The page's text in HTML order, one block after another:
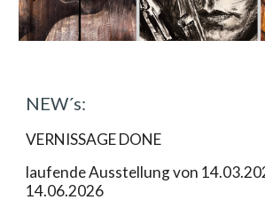
NEW´s:
VERNISSAGE DONE
laufendeAusstellungvon
14.06.2026